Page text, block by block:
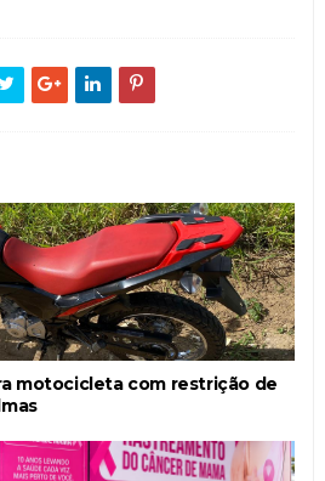
motocicleta com restrição de